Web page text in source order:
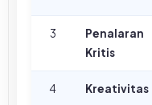
3
Penalaran
Kritis
4 Kreativitas